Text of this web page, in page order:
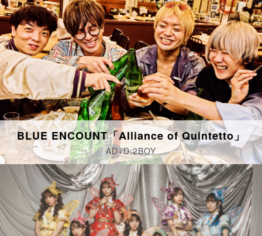
BLUE ENCOUNT「Alliance of Quintetto」
AD+D:2BOY